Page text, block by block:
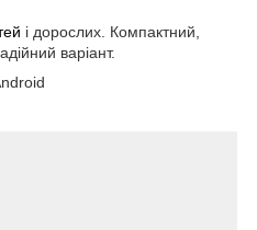
і дорослих. Компактний,
варіант.